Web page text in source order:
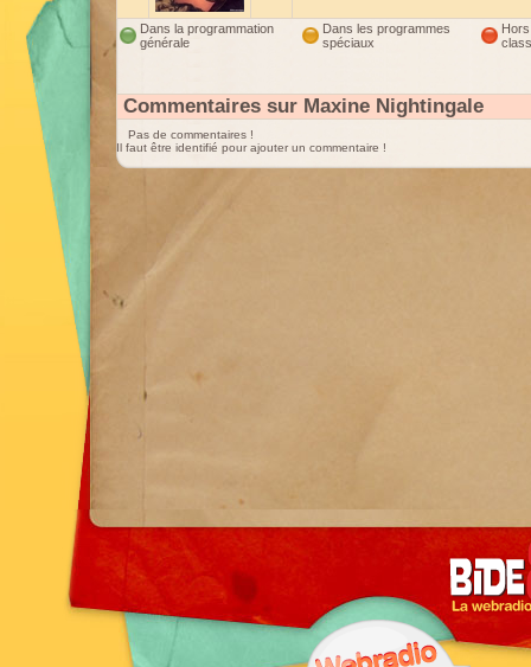
Dans la programmation
générale
Dans les programmes
spéciaux
Hors
Commentaires sur Maxine Nightingale
Pas de commentaires !
Il faut être identifié pour ajouter un commentaire !